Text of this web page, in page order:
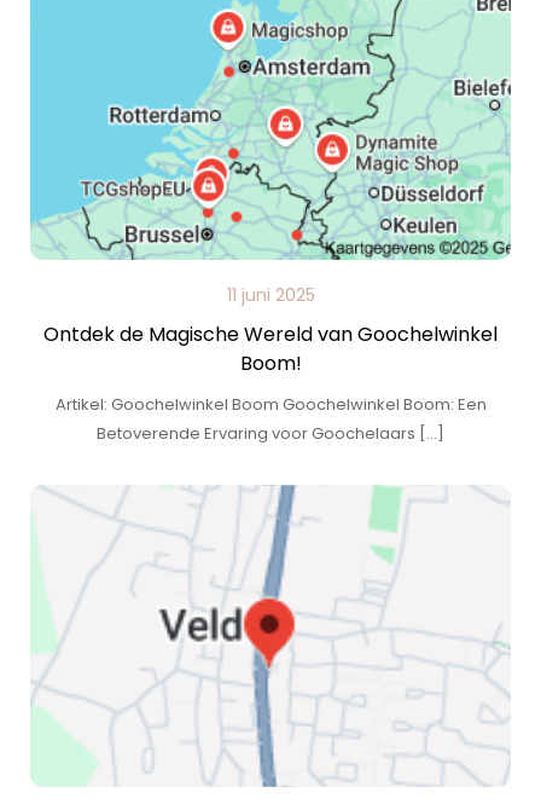
11 juni 2025
Ontdek de Magische Wereld van Goochelwinkel
Boom!
Artikel: Goochelwinkel Boom Goochelwinkel Boom: Een
Betoverende Ervaring voor Goochelaars […]